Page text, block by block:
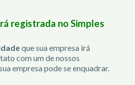
registrada no Simples
que sua empresa irá
com um de nossos
empresa pode se enquadrar.